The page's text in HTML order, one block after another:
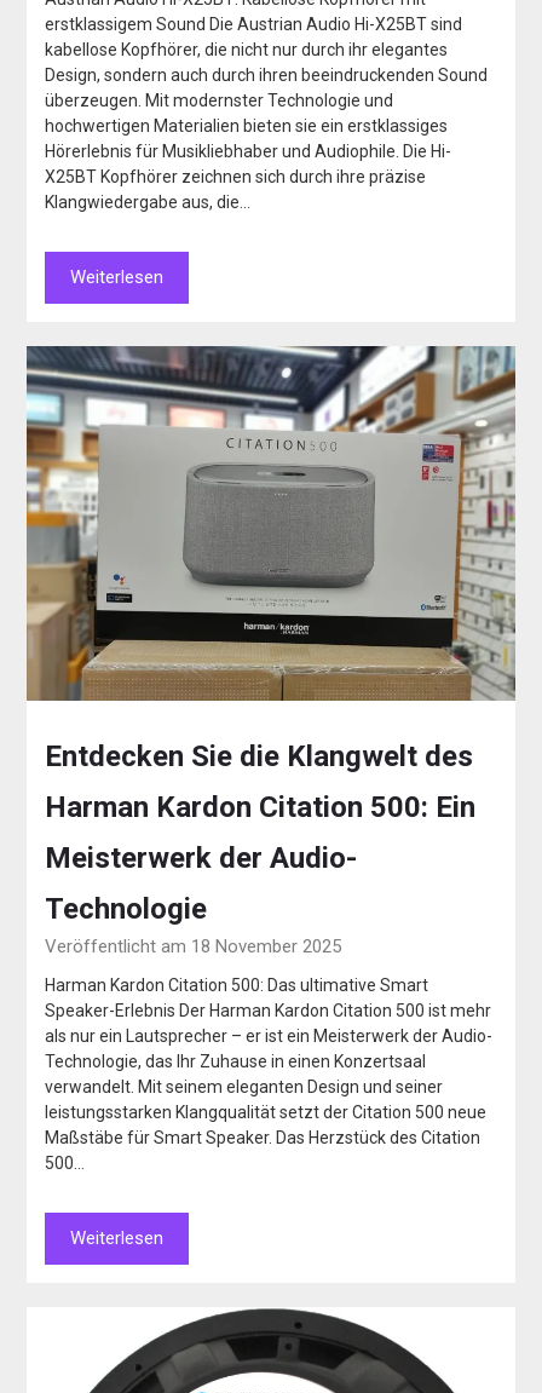
erstklassigem Sound Die Austrian Audio Hi-X25BT sind
kabellose Kopfhörer, die nicht nur durch ihr elegantes
Design, sondern auch durch ihren beeindruckenden Sound
überzeugen. Mit modernster Technologie und
hochwertigen Materialien bieten sie ein erstklassiges
Hörerlebnis für Musikliebhaber und Audiophile. Die Hi-
X25BT Kopfhörer zeichnen sich durch ihre präzise
Klangwiedergabe aus, die…
Weiterlesen
Entdecken Sie die Klangwelt des
Harman Kardon Citation 500: Ein
Meisterwerk der Audio-
Technologie
Veröffentlicht am 18 November 2025
Harman Kardon Citation 500: Das ultimative Smart
Speaker-Erlebnis Der Harman Kardon Citation 500 ist mehr
als nur ein Lautsprecher – er ist ein Meisterwerk der Audio-
Technologie, das Ihr Zuhause in einen Konzertsaal
verwandelt. Mit seinem eleganten Design und seiner
leistungsstarken Klangqualität setzt der Citation 500 neue
Maßstäbe für Smart Speaker. Das Herzstück des Citation
500…
Weiterlesen